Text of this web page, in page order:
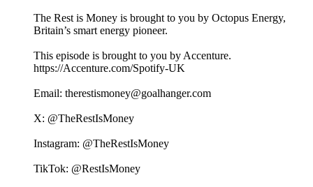
The Rest is Money is brought to you by Octopus Energy,
Britain’s smart energy pioneer.
This episode is brought to you by Accenture.
https://Accenture.com/Spotify-UK
Email: ⁠⁠⁠⁠⁠⁠⁠⁠⁠⁠⁠⁠⁠⁠⁠⁠⁠⁠⁠⁠⁠⁠⁠⁠⁠⁠⁠⁠⁠⁠⁠⁠⁠⁠⁠⁠⁠the⁠⁠⁠⁠⁠⁠⁠⁠⁠⁠⁠⁠⁠⁠⁠⁠⁠⁠⁠⁠⁠⁠⁠⁠⁠⁠⁠⁠⁠⁠⁠⁠⁠⁠⁠⁠⁠⁠⁠⁠⁠⁠⁠restismoney@goalhanger.com⁠⁠⁠⁠⁠⁠⁠⁠⁠⁠⁠⁠⁠⁠⁠⁠⁠⁠⁠⁠⁠⁠⁠⁠⁠⁠⁠⁠⁠⁠⁠⁠⁠⁠⁠⁠⁠⁠⁠⁠⁠⁠⁠⁠⁠⁠⁠⁠⁠⁠⁠⁠⁠⁠⁠⁠⁠⁠⁠⁠⁠⁠⁠⁠⁠⁠⁠⁠⁠⁠⁠⁠⁠⁠⁠⁠⁠⁠⁠⁠
X: ⁠⁠⁠⁠⁠⁠⁠⁠⁠⁠⁠⁠⁠⁠⁠⁠⁠⁠⁠⁠⁠⁠⁠⁠⁠⁠⁠⁠⁠⁠⁠⁠⁠⁠⁠⁠⁠⁠⁠⁠⁠⁠⁠⁠⁠⁠⁠⁠⁠⁠⁠⁠⁠⁠⁠⁠⁠⁠⁠⁠⁠⁠⁠⁠⁠⁠⁠⁠⁠⁠⁠⁠⁠⁠⁠⁠⁠⁠⁠⁠@TheRestIsMoney⁠⁠⁠⁠⁠⁠⁠⁠⁠⁠⁠⁠⁠⁠⁠⁠⁠⁠⁠⁠⁠⁠⁠⁠⁠⁠⁠⁠⁠⁠⁠⁠⁠⁠⁠⁠⁠⁠⁠⁠⁠⁠⁠⁠⁠⁠⁠⁠⁠⁠⁠⁠⁠⁠⁠⁠⁠⁠⁠⁠⁠⁠⁠⁠⁠⁠⁠⁠⁠⁠⁠⁠⁠⁠⁠⁠⁠⁠⁠⁠
Instagram: ⁠⁠⁠⁠⁠⁠⁠⁠⁠⁠⁠⁠⁠⁠⁠⁠⁠⁠⁠⁠⁠⁠⁠⁠⁠⁠⁠⁠⁠⁠⁠⁠⁠⁠⁠⁠⁠⁠⁠⁠⁠⁠⁠⁠⁠⁠⁠⁠⁠⁠⁠⁠⁠⁠⁠⁠⁠⁠⁠⁠⁠⁠⁠⁠⁠⁠⁠⁠⁠⁠⁠⁠⁠⁠⁠⁠⁠⁠⁠⁠@TheRestIsMoney⁠⁠⁠⁠⁠⁠⁠⁠⁠⁠⁠⁠⁠⁠⁠⁠⁠⁠⁠⁠⁠⁠⁠⁠⁠⁠⁠⁠⁠⁠⁠⁠⁠⁠⁠⁠⁠⁠⁠⁠⁠⁠⁠⁠⁠⁠⁠⁠⁠⁠⁠⁠⁠⁠⁠⁠⁠⁠⁠⁠⁠⁠⁠⁠⁠⁠⁠⁠⁠⁠⁠⁠⁠⁠⁠⁠⁠⁠⁠⁠
TikTok: ⁠⁠⁠⁠⁠⁠⁠⁠⁠⁠⁠⁠⁠⁠⁠⁠⁠⁠⁠⁠⁠⁠⁠⁠⁠⁠⁠⁠⁠⁠⁠⁠⁠⁠⁠⁠⁠⁠⁠⁠⁠⁠⁠⁠⁠⁠⁠⁠⁠⁠⁠⁠⁠⁠⁠⁠⁠⁠⁠⁠⁠⁠⁠⁠⁠⁠⁠⁠⁠⁠⁠⁠⁠⁠⁠⁠⁠⁠⁠⁠@RestIsMoney⁠⁠⁠⁠⁠⁠⁠⁠⁠⁠⁠⁠⁠⁠⁠⁠⁠⁠⁠⁠⁠⁠⁠⁠⁠⁠⁠⁠⁠⁠⁠⁠⁠⁠⁠⁠⁠⁠⁠⁠⁠⁠⁠⁠⁠⁠⁠⁠⁠⁠⁠⁠⁠⁠⁠⁠⁠⁠⁠⁠⁠⁠⁠⁠⁠⁠⁠⁠⁠⁠⁠⁠